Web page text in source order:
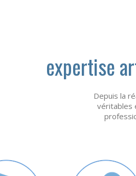
expertise
Depuis la
véritables